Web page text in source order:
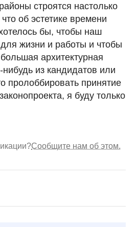
строятся настолько
об эстетике времени
бы, чтобы наш
жизни и работы и чтобы
архитектурная
из кандидатов или
пролоббировать принятие
я буду только
Сообщите нам об этом.